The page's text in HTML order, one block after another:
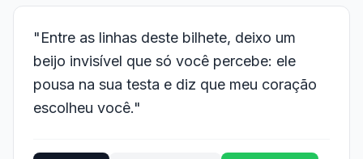
"Entre as linhas deste bilhete, deixo um
beijo invisível que só você percebe: ele
pousa na sua testa e diz que meu coração
escolheu você."